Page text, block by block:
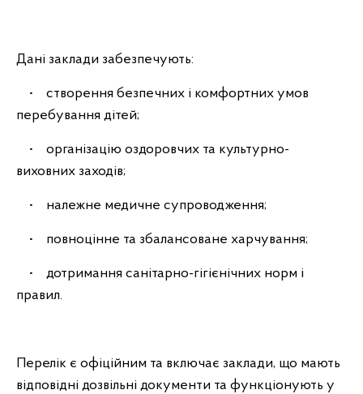
Дані заклади забезпечують:
• створення безпечних і комфортних умов
перебування дітей;
• організацію оздоровчих та культурно-
виховних заходів;
• належне медичне супроводження;
• повноцінне та збалансоване харчування;
• дотримання санітарно-гігієнічних норм і
правил.
Перелік є офіційним та включає заклади, що мають
відповідні дозвільні документи та функціонують у